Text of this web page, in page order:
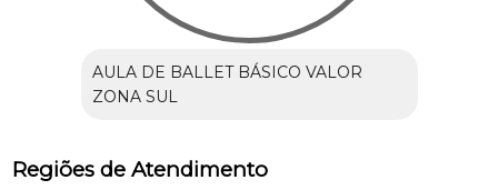
AULA DE BALLET BÁSICO VALOR
ZONA SUL
Regiões de Atendimento